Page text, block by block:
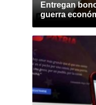
Entregan
guerra